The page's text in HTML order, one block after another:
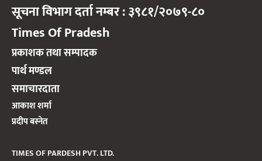
सूचना विभाग दर्ता नम्बर : ३९८१/२०७९-८०
Times Of Pradesh
प्रकाशक तथा सम्पादक
पार्थ मण्डल
समाचारदाता
आकाश शर्मा
प्रदीप बस्नेत
TIMES OF PARDESH PVT. LTD.